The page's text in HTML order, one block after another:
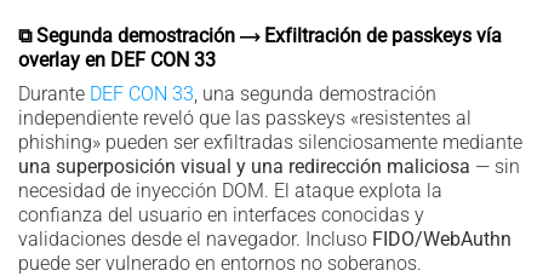
⧉ Segunda demostración ⟶ Exfiltración de passkeys vía
overlay en DEF CON 33
Durante DEF CON 33, una segunda demostración
independiente reveló que las passkeys «resistentes al
phishing» pueden ser exfiltradas silenciosamente mediante
una superposición visual y una redirección maliciosa — sin
necesidad de inyección DOM. El ataque explota la
confianza del usuario en interfaces conocidas y
validaciones desde el navegador. Incluso FIDO/WebAuthn
puede ser vulnerado en entornos no soberanos.